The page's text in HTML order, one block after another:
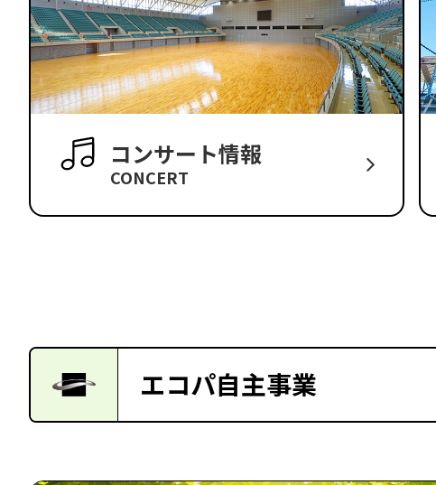
コンサート情報
CONCERT
エコパ自主事業